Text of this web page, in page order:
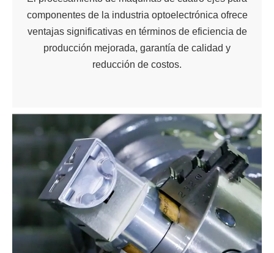
componentes de la industria optoelectrónica ofrece
ventajas significativas en términos de eficiencia de
producción mejorada, garantía de calidad y
reducción de costos.